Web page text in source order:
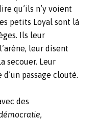
qu’ils n’y voient
petits Loyal sont là
Ils leur
leur disent
secouer. Leur
passage clouté.
des